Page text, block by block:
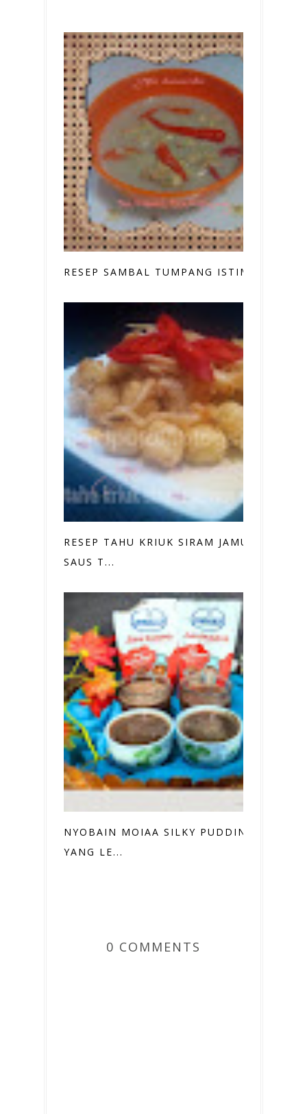
RESEP SAMBAL TUMPANG ISTIMEWA
RESEP TAHU KRIUK SIRAM JAMUR
SAUS T...
NYOBAIN MOIAA SILKY PUDDING
YANG LE...
0 COMMENTS